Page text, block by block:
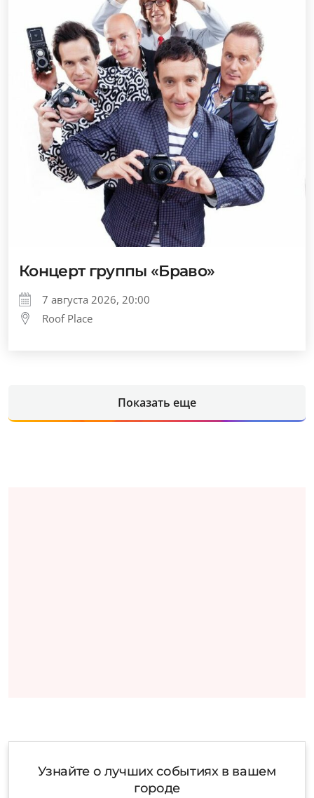
Концерт группы «Браво»
7 августа 2026, 20:00
Roof Place
Показать еще
Узнайте о лучших событиях в вашем
городе